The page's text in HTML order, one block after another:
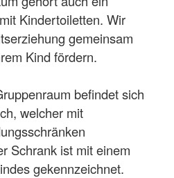
Kindertoiletten. Wir
gemeinsam
Kind fördern.
befindet sich
welcher mit
Schrank ist mit einem
gekennzeichnet.